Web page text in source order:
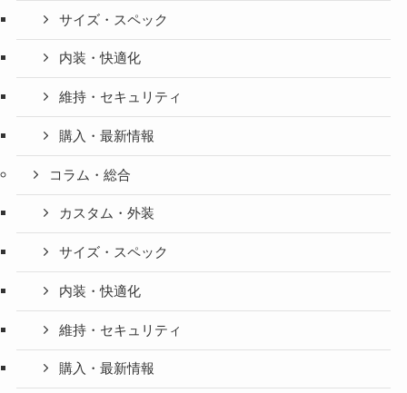
サイズ・スペック
内装・快適化
維持・セキュリティ
購入・最新情報
コラム・総合
カスタム・外装
サイズ・スペック
内装・快適化
維持・セキュリティ
購入・最新情報